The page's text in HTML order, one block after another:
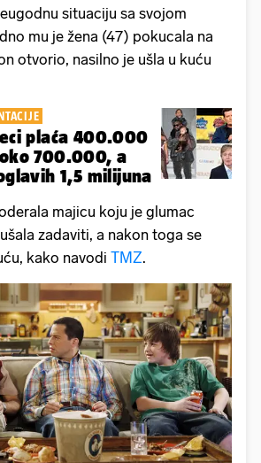
situaciju sa svojom
mu je žena (47) pokucala na
otvorio, nasilno je ušla u kuću
plaća 400.000
700.000, a
1,5 milijuna
majicu koju je glumac
zadaviti, a nakon toga se
kako navodi TMZ.